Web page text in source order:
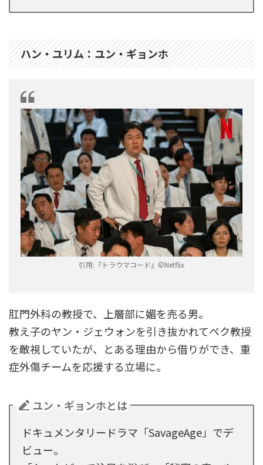
ハン・ユリム：ユン・ギョンホ
引用:『トラウマコード』©︎Netflix
肛門外科の教授で、上層部に媚を売る男。
教え子のヤン・ジェウォンを引き抜かれてペク教授
を敵視していたが、とある理由から借りができ、重
症外傷チームを応援する立場に。
ユン・ギョンホとは
ドキュメンタリードラマ「SavageAge」でデ
ビュー。